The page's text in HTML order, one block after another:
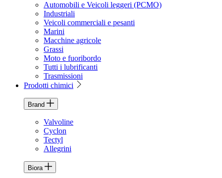
Automobili e Veicoli leggeri (PCMO)
Industriali
Veicoli commerciali e pesanti
Marini
Macchine agricole
Grassi
Moto e fuoribordo
Tutti i lubrificanti
Trasmissioni
Prodotti chimici
Brand
Valvoline
Cyclon
Tectyl
Allegrini
Biora